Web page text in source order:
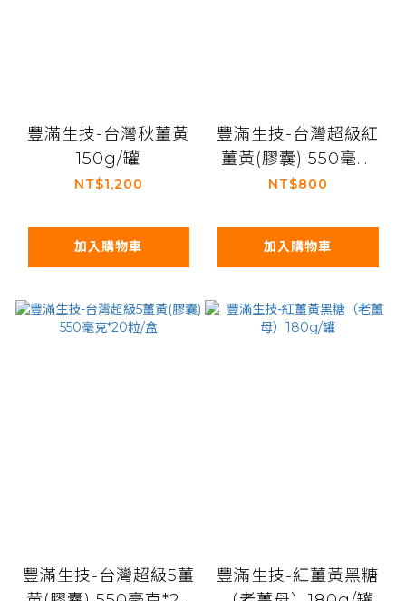
豐滿生技-台灣秋薑黃
150g/罐
NT$1,200
加入購物車
豐滿生技-台灣超級紅
薑黃(膠囊) 550毫克
*20粒/盒
NT$800
加入購物車
豐滿生技-台灣超級5薑
豐滿生技-紅薑黃黑糖